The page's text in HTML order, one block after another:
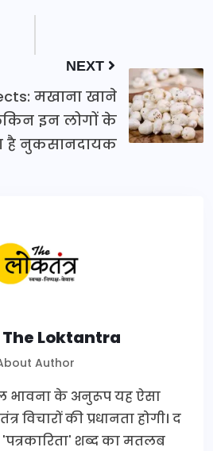
NEXT
मखाना खाने
इन लोगों के
है नुकसानदायक
Loktantra
Author
भावना के अनुरूप यह ऐसा
विचारों की प्रधानता होगी। द
शब्द का मतलब